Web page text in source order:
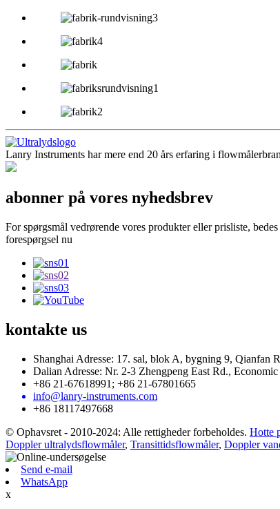
Lanry Instruments har mere end 20 års erfaring i
abonner på vores nyhedsbrev
For spørgsmål vedrørende vores produkter eller prisliste,
forespørgsel nu
kontakte us
Shanghai Adresse: 17. sal, blok A, bygning 9, Qianfan
Dalian Adresse: Nr. 2-3 Zhengpeng East Rd.,
+86 21-67618991; +86 21-67801665
info@lanry-instruments.com
+86 18117497668
© Ophavsret - 2010-2024: Alle rettigheder forbeholdes. Hotte
Doppler ultralydsflowmåler, Transittidsflowmåler, Doppler
Send e-mail
WhatsApp
x